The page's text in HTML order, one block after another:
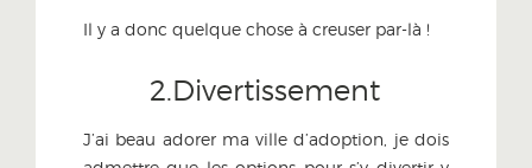
Il y a donc quelque chose à creuser par-là !
2.Divertissement
J’ai beau adorer ma ville d’adoption, je dois